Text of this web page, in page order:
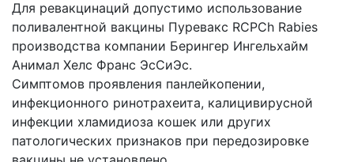
Для ревакцинаций допустимо использование
поливалентной вакцины Пуревакс RCPCh Rabies
производства компании Берингер Ингельхайм
Анимал Хелс Франс ЭсСиЭс.
Симптомов проявления панлейкопении,
инфекционного ринотрахеита, калицивирусной
инфекции хламидиоза кошек или других
патологических признаков при передозировке